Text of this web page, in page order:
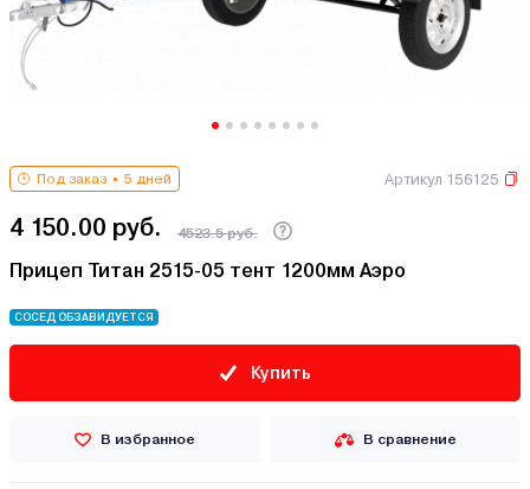
Под заказ 5 дней Артикул 156125
4 150.00 руб. 4523.5 руб.
Прицеп Титан 2515-05 тент 1200мм Аэро
СОСЕД ОБЗАВИДУЕТСЯ
Купить
В избранное В сравнение